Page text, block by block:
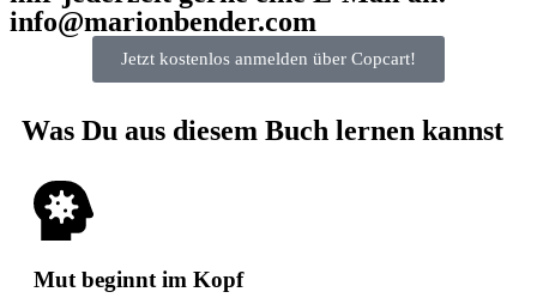
info@marionbender.com
Jetzt kostenlos anmelden über Copcart!
Was Du aus diesem Buch lernen kannst
Mut beginnt im Kopf